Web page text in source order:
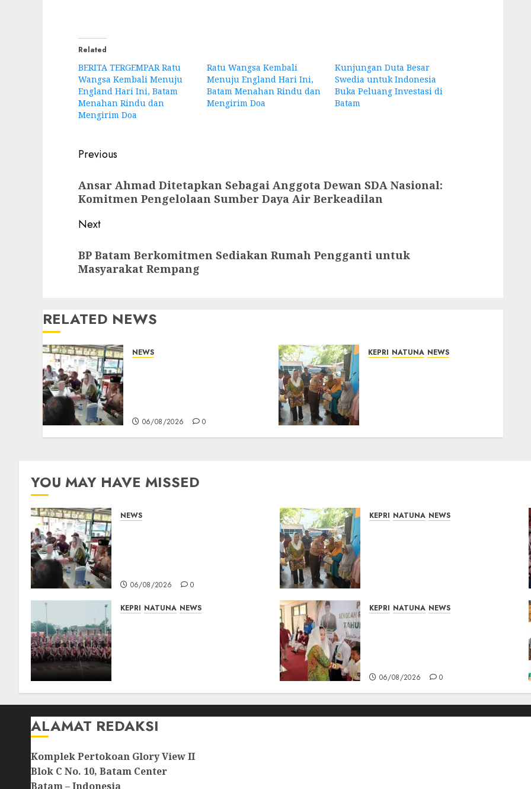
Related
BERITA TERGEMPAR Ratu
Wangsa Kembali Menuju
England Hari Ini, Batam
Menahan Rindu dan
Mengirim Doa
Ratu Wangsa Kembali
Menuju England Hari Ini,
Batam Menahan Rindu dan
Mengirim Doa
Kunjungan Duta Besar
Swedia untuk Indonesia
Buka Peluang Investasi di
Batam
Post
navigation
Previous
post:
Ansar Ahmad Ditetapkan Sebagai Anggota Dewan SDA Nasional:
Komitmen Pengelolaan Sumber Daya Air Berkeadilan
Next
post:
BP Batam Berkomitmen Sediakan Rumah Pengganti untuk
Masyarakat Rempang
RELATED NEWS
NEWS
06/08/2026 0
KEPRI NATUNA NEWS
YOU MAY HAVE MISSED
NEWS
06/08/2026 0
KEPRI NATUNA NEWS
KEPRI NATUNA NEWS
06/08/2026 0
KEPRI NATUNA NEWS
06/08/2026 0
ALAMAT REDAKSI
Komplek Pertokoan Glory View II
Blok C No. 10, Batam Center
Batam – Indonesia